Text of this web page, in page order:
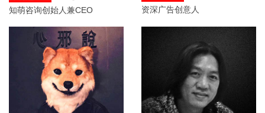
知萌咨询创始人兼CEO
资深广告创意人